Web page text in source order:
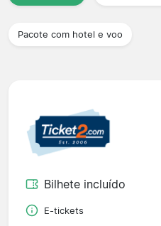
Pacote com hotel e voo
Bilhete incluído
E-tickets